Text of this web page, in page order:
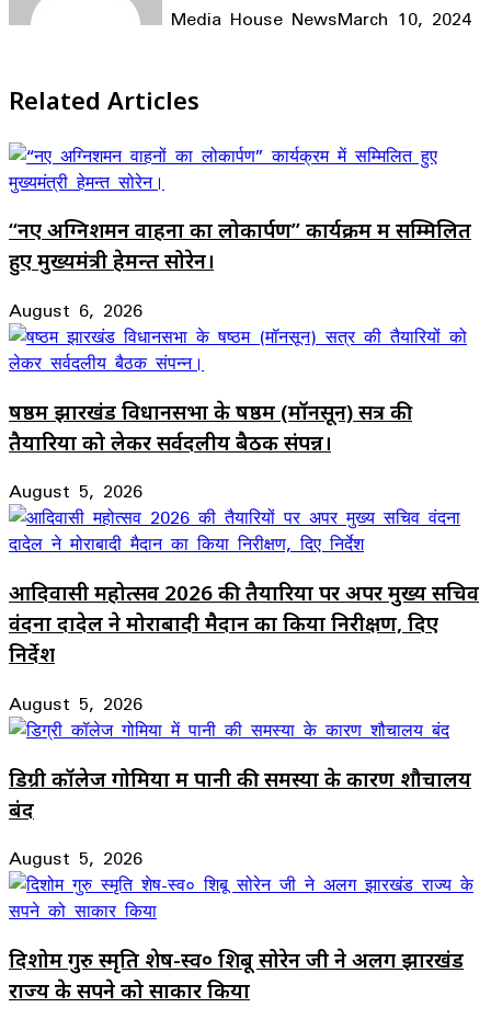
Media House NewsMarch 10, 2024
Related Articles
“नए अग्निशमन वाहनों का लोकार्पण” कार्यक्रम में सम्मिलित
हुए मुख्यमंत्री हेमन्त सोरेन।
August 6, 2026
षष्ठम झारखंड विधानसभा के षष्ठम (मॉनसून) सत्र की
तैयारियों को लेकर सर्वदलीय बैठक संपन्न।
August 5, 2026
आदिवासी महोत्सव 2026 की तैयारियों पर अपर मुख्य सचिव
वंदना दादेल ने मोराबादी मैदान का किया निरीक्षण, दिए
निर्देश
August 5, 2026
डिग्री कॉलेज गोमिया में पानी की समस्या के कारण शौचालय
बंद
August 5, 2026
दिशोम गुरु स्मृति शेष-स्व० शिबू सोरेन जी ने अलग झारखंड
राज्य के सपने को साकार किया